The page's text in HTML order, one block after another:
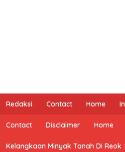
Redaksi Contact Home
Contact Disclaimer Home
Kelangkaan Minyak Tanah Di